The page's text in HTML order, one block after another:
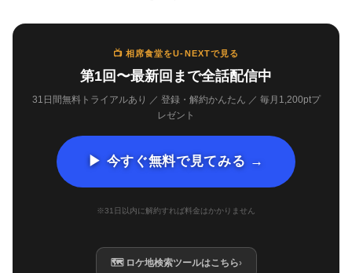
📺 相席食堂をU-NEXTで見る
第1回〜最新回まで全話配信中
31日間無料トライアルあり ／ 登録・解約かんたん ／ 毎月1,200ptプ
レゼント
▶ 今すぐ無料で見てみる →
※31日以内に解約すれば料金はかかりません
🗺 ロケ地検索ツールはこちら›